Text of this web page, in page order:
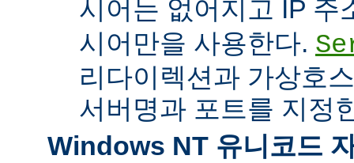
시어는 없어지고 IP 주
시어만을 사용한다.
리다이렉션과 가상호
서버명과 포트를 지정
Windows NT 유니코드